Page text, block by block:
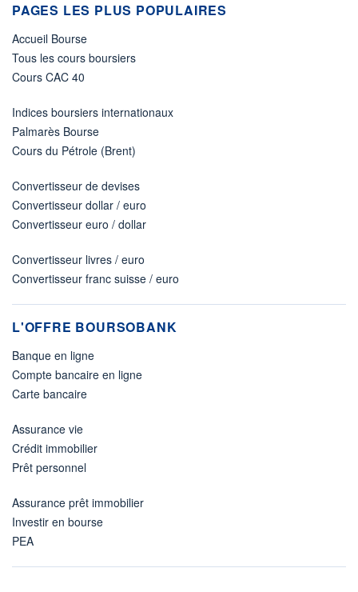
PAGES LES PLUS POPULAIRES
Accueil Bourse
Tous les cours boursiers
Cours CAC 40
Indices boursiers internationaux
Palmarès Bourse
Cours du Pétrole (Brent)
Convertisseur de devises
Convertisseur dollar / euro
Convertisseur euro / dollar
Convertisseur livres / euro
Convertisseur franc suisse / euro
L'OFFRE BOURSOBANK
Banque en ligne
Compte bancaire en ligne
Carte bancaire
Assurance vie
Crédit immobilier
Prêt personnel
Assurance prêt immobilier
Investir en bourse
PEA